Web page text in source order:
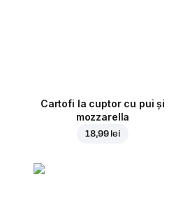
Cartofi la cuptor cu pui și
mozzarella
18,99 lei